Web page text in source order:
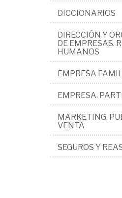
DICCIONARIOS
DIRECCIÓN Y
DE EMPRESAS.
HUMANOS
EMPRESA
EMPRESA.
MARKETING,
VENTA
SEGUROS Y